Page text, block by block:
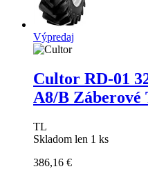
Výpredaj
Cultor RD-01
A8/B Záberové
TL
Skladom len 1 ks
386,16 €